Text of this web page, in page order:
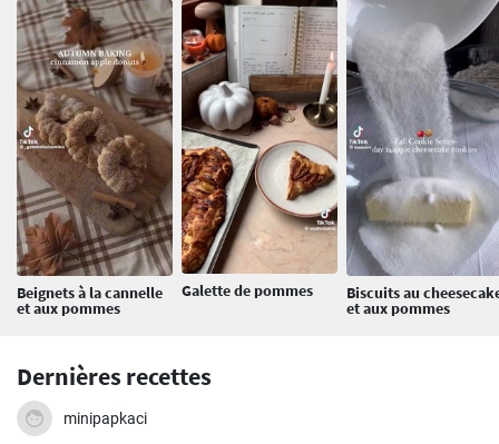
Beignets à la cannelle
et aux pommes
Galette de pommes Biscuits au
et aux pommes
Dernières recettes
minipapkaci